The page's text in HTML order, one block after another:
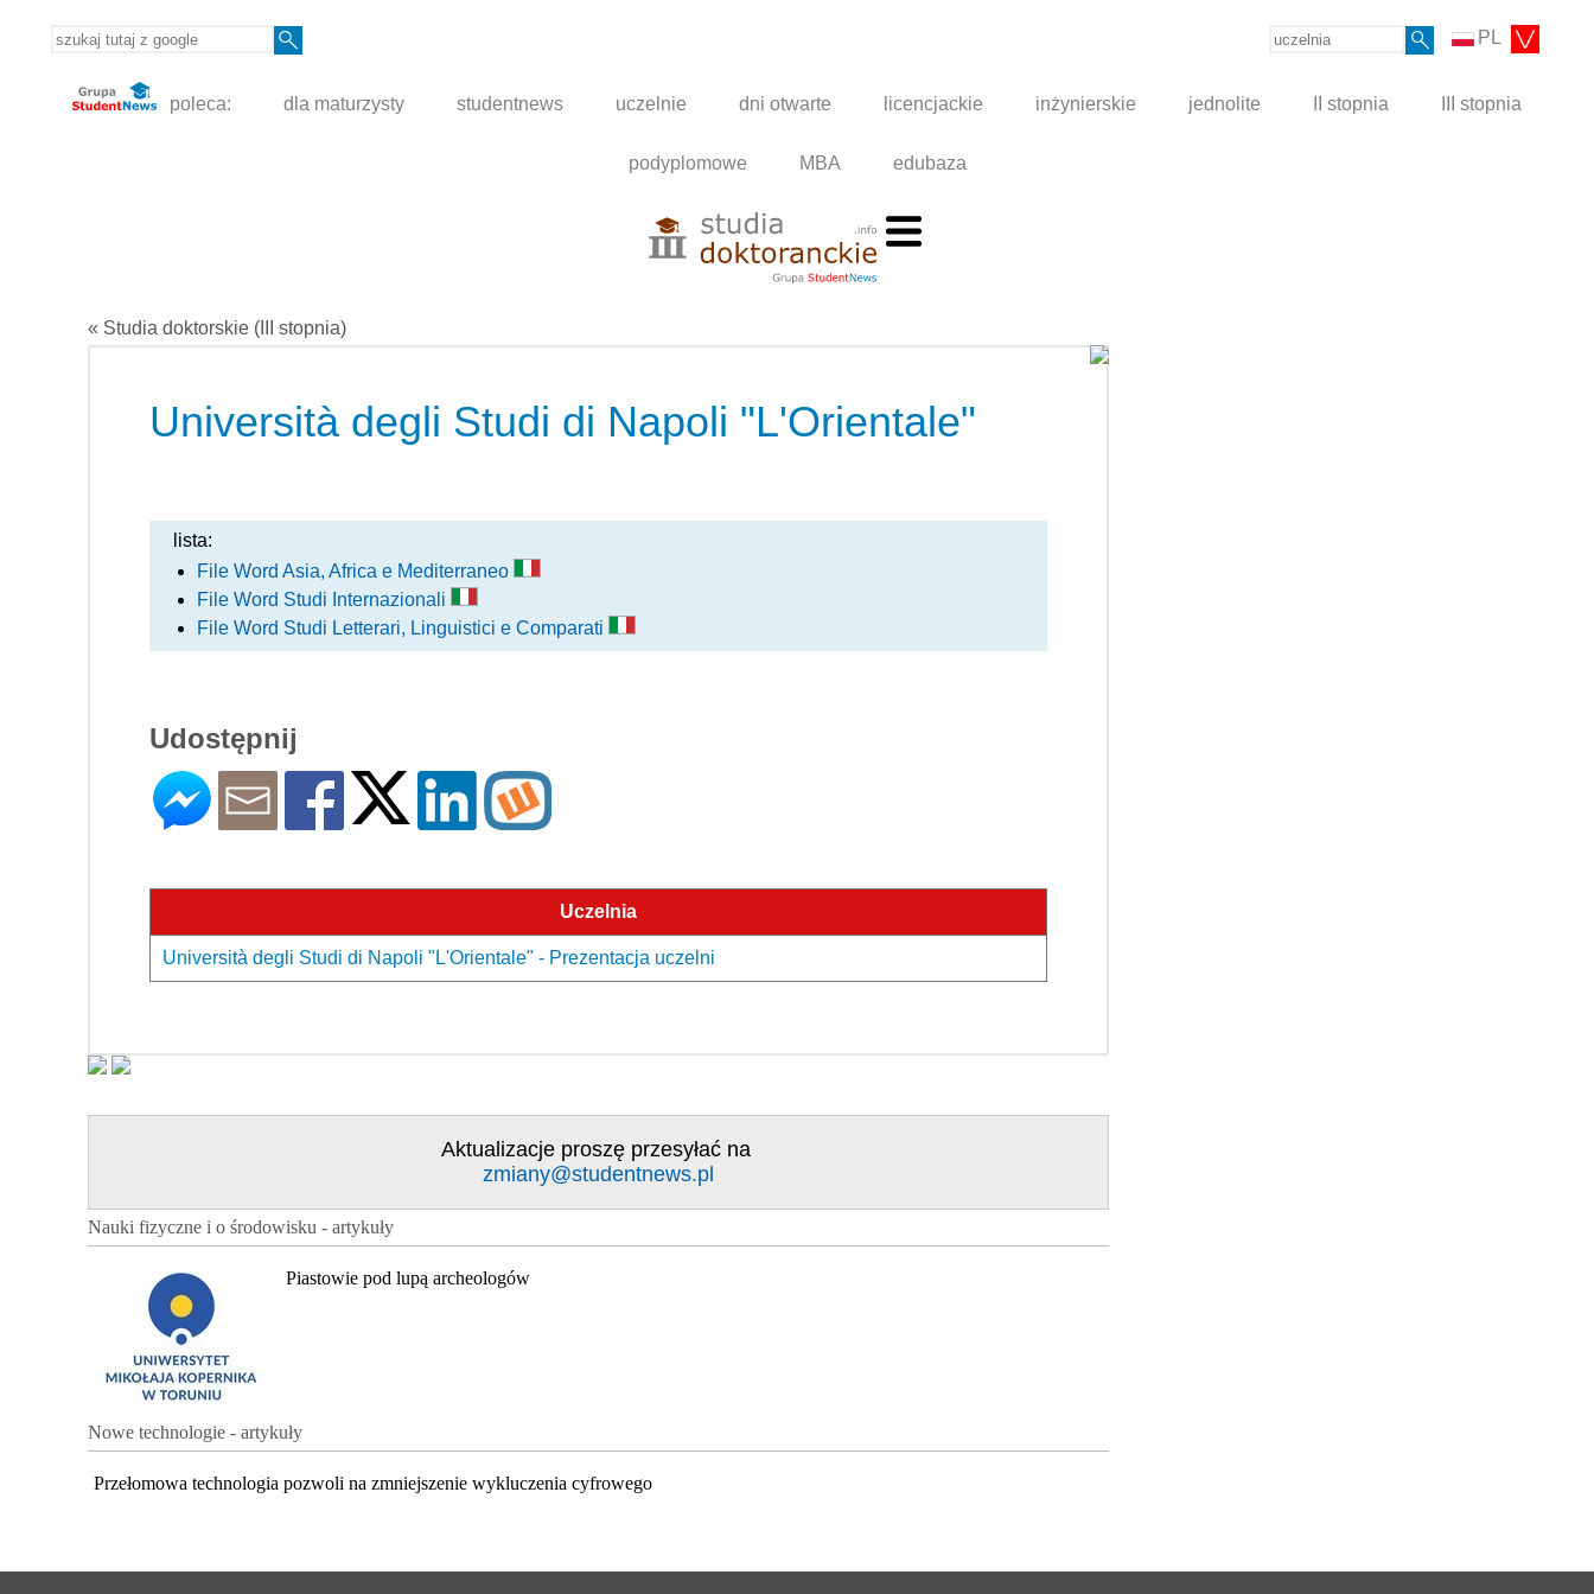
PL
poleca: dla maturzysty studentnews uczelnie dni otwarte licencjackie inżynierskie jednolite II stopnia III stopnia
podyplomowe MBA edubaza
« Studia doktorskie (III stopnia)
Università degli Studi di Napoli "L'Orientale"
lista:
File Word Asia, Africa e Mediterraneo
File Word Studi Internazionali
File Word Studi Letterari, Linguistici e Comparati
Udostępnij
Uczelnia
Università degli Studi di Napoli "L'Orientale" - Prezentacja uczelni
Aktualizacje proszę przesyłać na
zmiany@studentnews.pl
Nauki fizyczne i o środowisku - artykuły
Piastowie pod lupą archeologów
Nowe technologie - artykuły
Przełomowa technologia pozwoli na zmniejszenie wykluczenia cyfrowego